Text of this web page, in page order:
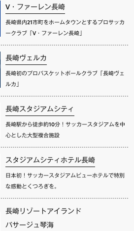
V・ファーレン長崎
長崎県内21市町をホームタウンとするプロサッカ
ークラブ「V・ファーレン長崎」
長崎ヴェルカ
長崎初のプロバスケットボールクラブ「長崎ヴェ
ルカ」
長崎スタジアムシティ
長崎駅から徒歩約10分！サッカースタジアムを中
心とした大型複合施設
スタジアムシティホテル長崎
日本初！サッカースタジアムビューホテルで特別
な感動とくつろぎを。
長崎リゾートアイランド
パサージュ琴海